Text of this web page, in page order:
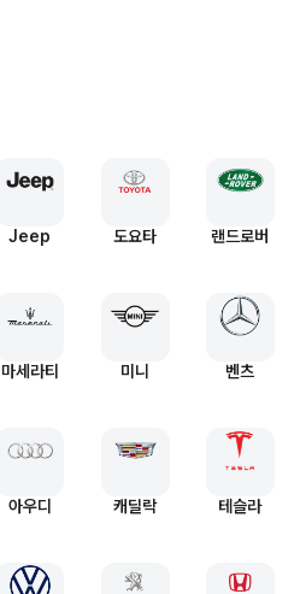
Jeep 도요타 랜드로버
마세라티 미니 벤츠
아우디 캐딜락 테슬라